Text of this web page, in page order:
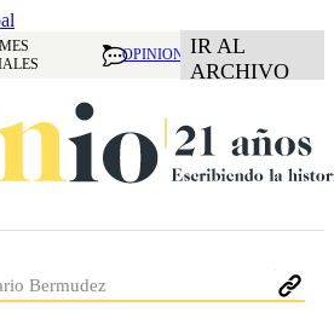
OPINION IR AL
ARCHIVO
Bermudez